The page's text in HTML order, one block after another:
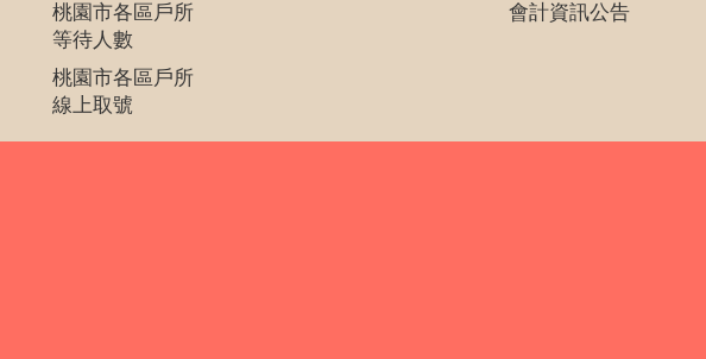
桃園市各區戶所
等待人數
桃園市各區戶所
線上取號
會計資訊公告